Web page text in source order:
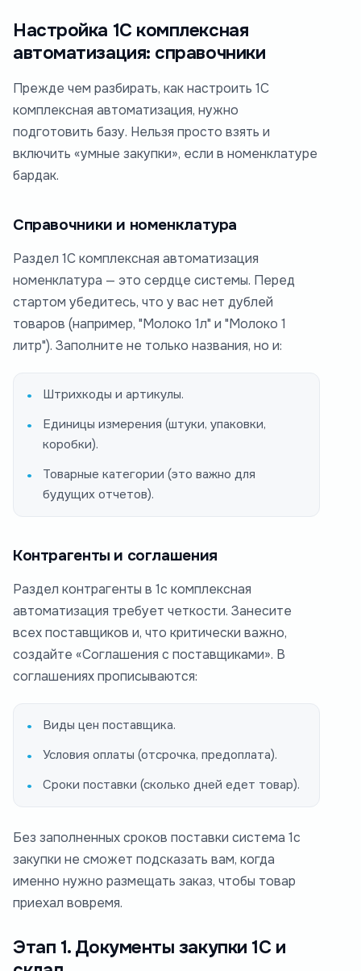
Настройка 1С комплексная
автоматизация: справочники
Прежде чем разбирать, как настроить 1С
комплексная автоматизация, нужно
подготовить базу. Нельзя просто взять и
включить «умные закупки», если в номенклатуре
бардак.
Справочники и номенклатура
Раздел 1С комплексная автоматизация
номенклатура — это сердце системы. Перед
стартом убедитесь, что у вас нет дублей
товаров (например, "Молоко 1л" и "Молоко 1
литр"). Заполните не только названия, но и:
Штрихкоды и артикулы.
Единицы измерения (штуки, упаковки,
коробки).
Товарные категории (это важно для
будущих отчетов).
Контрагенты и соглашения
Раздел контрагенты в 1с комплексная
автоматизация требует четкости. Занесите
всех поставщиков и, что критически важно,
создайте «Соглашения с поставщиками». В
соглашениях прописываются:
Виды цен поставщика.
Условия оплаты (отсрочка, предоплата).
Сроки поставки (сколько дней едет товар).
Без заполненных сроков поставки система 1с
закупки не сможет подсказать вам, когда
именно нужно размещать заказ, чтобы товар
приехал вовремя.
Этап 1. Документы закупки 1С и